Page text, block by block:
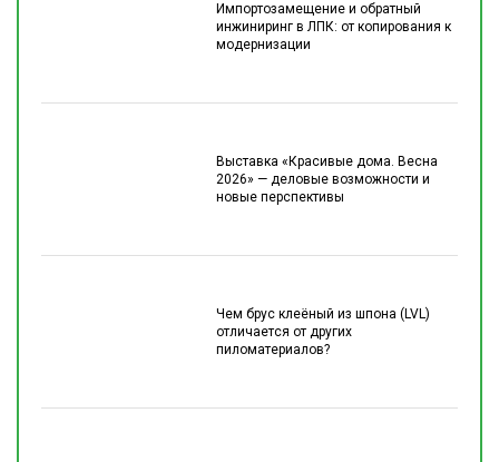
Импортозамещение и обратный
инжиниринг в ЛПК: от копирования к
модернизации
Выставка «Красивые дома. Весна
2026» — деловые возможности и
новые перспективы
Чем брус клеёный из шпона (LVL)
отличается от других
пиломатериалов?